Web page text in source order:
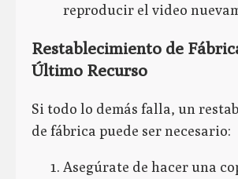
reproducir el video
Restablecimiento de
Último Recurso
Si todo lo demás falla, un
de fábrica puede ser necesario:
Asegúrate de hacer una